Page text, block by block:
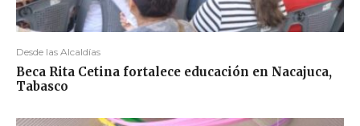
Desde las Alcaldías
Beca Rita Cetina fortalece educación en Nacajuca,
Tabasco